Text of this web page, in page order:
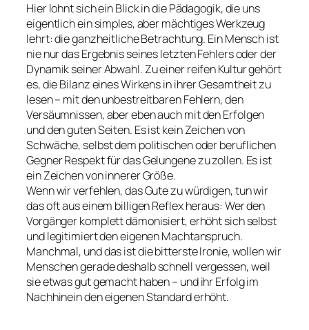
Hier lohnt sich ein Blick in die Pädagogik, die uns
eigentlich ein simples, aber mächtiges Werkzeug
lehrt: die ganzheitliche Betrachtung. Ein Mensch ist
nie nur das Ergebnis seines letzten Fehlers oder der
Dynamik seiner Abwahl. Zu einer reifen Kultur gehört
es, die Bilanz eines Wirkens in ihrer Gesamtheit zu
lesen – mit den unbestreitbaren Fehlern, den
Versäumnissen, aber eben auch mit den Erfolgen
und den guten Seiten. Es ist kein Zeichen von
Schwäche, selbst dem politischen oder beruflichen
Gegner Respekt für das Gelungene zu zollen. Es ist
ein Zeichen von innerer Größe.
Wenn wir verfehlen, das Gute zu würdigen, tun wir
das oft aus einem billigen Reflex heraus: Wer den
Vorgänger komplett dämonisiert, erhöht sich selbst
und legitimiert den eigenen Machtanspruch.
Manchmal, und das ist die bitterste Ironie, wollen wir
Menschen gerade deshalb schnell vergessen, weil
sie etwas gut gemacht haben – und ihr Erfolg im
Nachhinein den eigenen Standard erhöht.